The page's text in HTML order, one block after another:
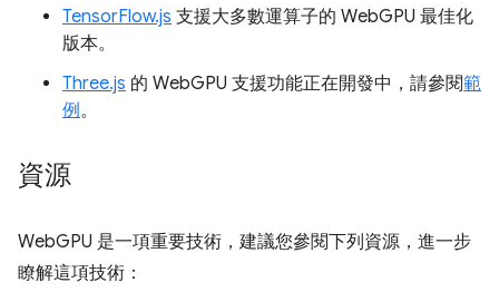
TensorFlow.js 支援大多數運算子的 WebGPU 最佳化
版本。
Three.js 的 WebGPU 支援功能正在開發中，請參閱範
例。
資源
WebGPU 是一項重要技術，建議您參閱下列資源，進一步
瞭解這項技術：